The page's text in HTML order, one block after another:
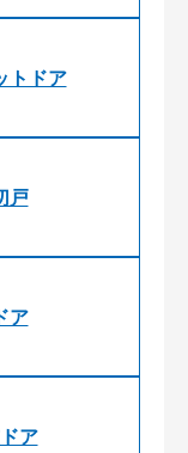
トドア
戸
ア
ア